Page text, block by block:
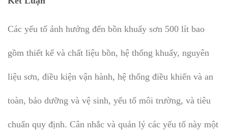
Các yếu tố ảnh hưởng đến bồn khuấy sơn 500 lít bao
gồm thiết kế và chất liệu bồn, hệ thống khuấy, nguyên
liệu sơn, điều kiện vận hành, hệ thống điều khiển và an
toàn, bảo dưỡng và vệ sinh, yếu tố môi trường, và tiêu
chuẩn quy định. Cân nhắc và quản lý các yếu tố này một